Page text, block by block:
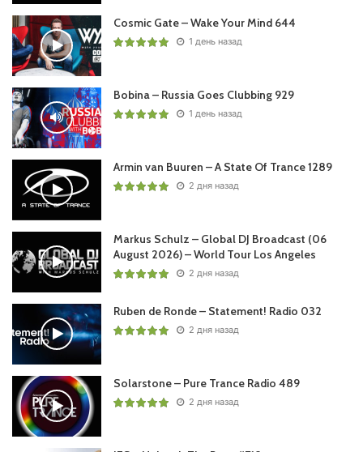
Cosmic Gate – Wake Your Mind 644
1 день назад
Bobina – Russia Goes Clubbing 929
1 день назад
Armin van Buuren – A State Of Trance 1289
2 дня назад
Markus Schulz – Global DJ Broadcast (06
August 2026) – World Tour Los Angeles
2 дня назад
Ruben de Ronde – Statement! Radio 032
2 дня назад
Solarstone – Pure Trance Radio 489
2 дня назад